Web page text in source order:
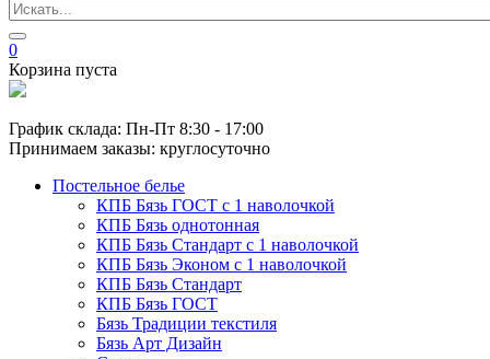
0
Корзина пуста
График склада: Пн-Пт 8:30 - 17:00
Принимаем заказы: круглосуточно
Постельное белье
КПБ Бязь ГОСТ c 1 наволочкой
КПБ Бязь однотонная
КПБ Бязь Стандарт c 1 наволочкой
КПБ Бязь Эконом с 1 наволочкой
КПБ Бязь Стандарт
КПБ Бязь ГОСТ
Бязь Традиции текстиля
Бязь Арт Дизайн